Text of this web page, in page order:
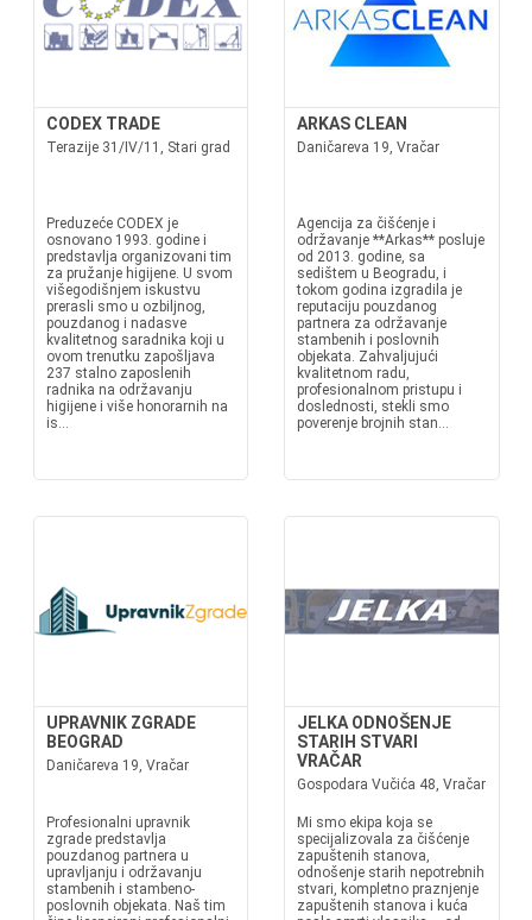
CODEX TRADE
Terazije 31/IV/11, Stari grad
Preduzeće CODEX je
osnovano 1993. godine i
predstavlja organizovani tim
za pružanje higijene. U svom
višegodišnjem iskustvu
prerasli smo u ozbiljnog,
pouzdanog i nadasve
kvalitetnog saradnika koji u
ovom trenutku zapošljava
237 stalno zaposlenih
radnika na održavanju
higijene i više honorarnih na
is...
ARKAS CLEAN
Daničareva 19, Vračar
Agencija za čišćenje i
održavanje **Arkas** posluje
od 2013. godine, sa
sedištem u Beogradu, i
tokom godina izgradila je
reputaciju pouzdanog
partnera za održavanje
stambenih i poslovnih
objekata. Zahvaljujući
kvalitetnom radu,
profesionalnom pristupu i
doslednosti, stekli smo
poverenje brojnih stan...
UPRAVNIK ZGRADE
BEOGRAD
Daničareva 19, Vračar
Profesionalni upravnik
zgrade predstavlja
pouzdanog partnera u
upravljanju i održavanju
stambenih i stambeno-
poslovnih objekata. Naš tim
JELKA ODNOŠENJE
STARIH STVARI
VRAČAR
Gospodara Vučića 48, Vračar
Mi smo ekipa koja se
specijalizovala za čišćenje
zapuštenih stanova,
odnošenje starih nepotrebnih
stvari, kompletno praznjenje
zapuštenih stanova i kuća